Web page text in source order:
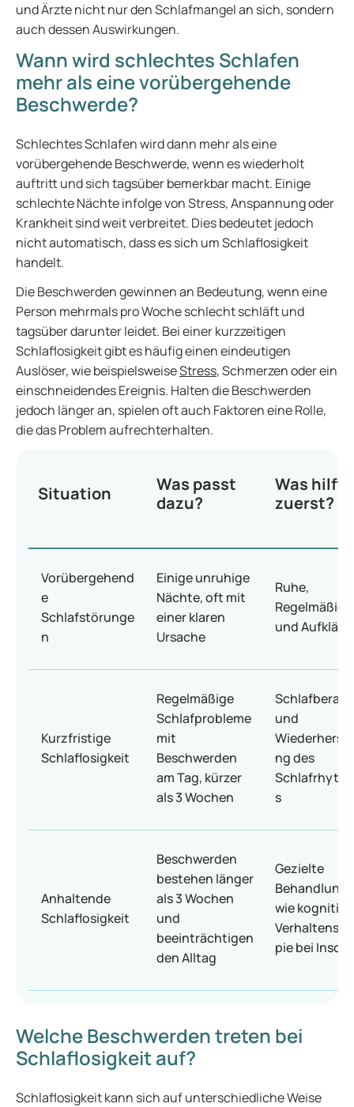
und Ärzte nicht nur den Schlafmangel an sich, sondern
auch dessen Auswirkungen.
Wann wird schlechtes Schlafen
mehr als eine vorübergehende
Beschwerde?
Schlechtes Schlafen wird dann mehr als eine
vorübergehende Beschwerde, wenn es wiederholt
auftritt und sich tagsüber bemerkbar macht. Einige
schlechte Nächte infolge von Stress, Anspannung oder
Krankheit sind weit verbreitet. Dies bedeutet jedoch
nicht automatisch, dass es sich um Schlaflosigkeit
handelt.
Die Beschwerden gewinnen an Bedeutung, wenn eine
Person mehrmals pro Woche schlecht schläft und
tagsüber darunter leidet. Bei einer kurzzeitigen
Schlaflosigkeit gibt es häufig einen eindeutigen
Auslöser, wie beispielsweiseStress, Schmerzen oder ein
einschneidendes Ereignis. Halten die Beschwerden
jedoch länger an, spielen oft auch Faktoren eine Rolle,
die das Problem aufrechterhalten.
Situation
Was passt
dazu?
Was hilft
zuerst?
Vorübergehend
e
Schlafstörunge
n
Einige unruhige
Nächte, oft mit
einer klaren
Ursache
Ruhe,
und
Kurzfristige
Schlaflosigkeit
Regelmäßige
Schlafprobleme
mit
Beschwerden
am Tag, kürzer
als 3 Wochen
und
ng des
s
Anhaltende
Schlaflosigkeit
Beschwerden
bestehen länger
als 3 Wochen
und
beeinträchtigen
den Alltag
Gezielte
Behandlung,
wie kognitive
pie bei
Welche Beschwerden treten bei
Schlaflosigkeit auf?
Schlaflosigkeit kann sich auf unterschiedliche Weise